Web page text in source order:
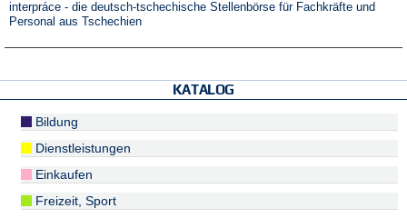
interpráce - die deutsch-tschechische Stellenbörse für Fachkräfte und
Personal aus Tschechien
KATALOG
Bildung
Dienstleistungen
Einkaufen
Freizeit, Sport